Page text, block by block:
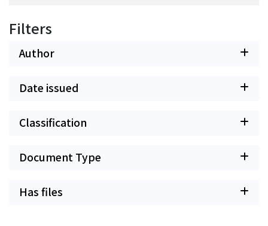
Filters
Author
Date issued
Classification
Document Type
Has files